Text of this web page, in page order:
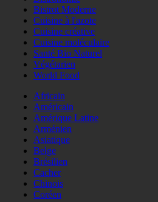
Bistrot Moderne
Cuisine à l'azote
Cuisine créative
Cuisine moléculaire
Santé Bio Naturel
Végétarien
World Food
Africain
Américain
Amérique Latine
Arménien
Asiatique
Belge
Brésilien
Cacher
Chinois
Coréen